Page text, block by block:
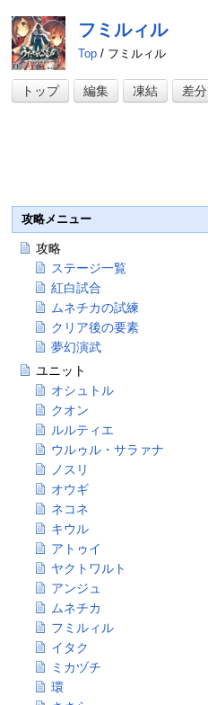
フミルィル
Top / フミルィル
トップ 編集 凍結 差分
攻略メニュー
攻略
ステージ一覧
紅白試合
ムネチカの試練
クリア後の要素
夢幻演武
ユニット
オシュトル
クオン
ルルティエ
ウルゥル・サラァナ
ノスリ
オウギ
ネコネ
キウル
アトゥイ
ヤクトワルト
アンジュ
ムネチカ
フミルィル
イタク
ミカヅチ
環